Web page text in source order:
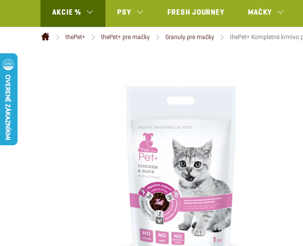
AKCIE % PSY FRESH JOURNEY MAČKY
Domov
thePet+ thePet+ pre mačky Granuly pre mačky thePet+ Kompletné krmivo